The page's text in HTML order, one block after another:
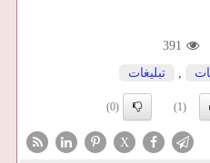
391
, تبلیغات
(1)
(0)
X